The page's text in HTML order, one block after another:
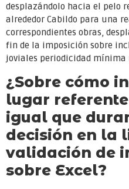
desplazándolo hacia el pelo
alrededor Cabildo para una
correspondientes obras,
fin de la imposición sobre
joviales periodicidad mínima
¿Sobre cómo
lugar
igual que
decisión en la
validación de
sobre Excel?